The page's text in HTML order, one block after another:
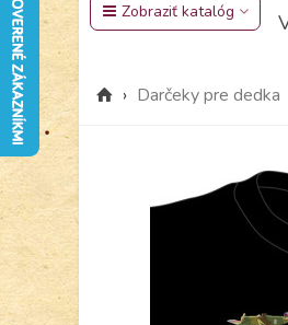
Zobraziť katalóg
› Darčeky pre dedka